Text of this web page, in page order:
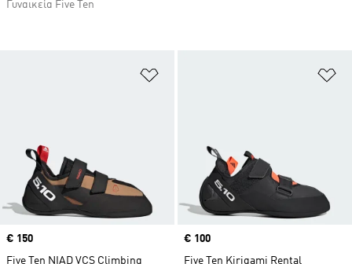
Προσθήκη στη Λίστα Επιθυμιών
Price
€ 150
Five Ten NIAD VCS Climbing
Price
€ 100
Five Ten Kirigami Rental
Γυναικεία Five Ten